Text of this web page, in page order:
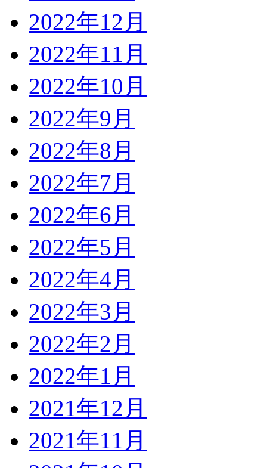
2022年12月
2022年11月
2022年10月
2022年9月
2022年8月
2022年7月
2022年6月
2022年5月
2022年4月
2022年3月
2022年2月
2022年1月
2021年12月
2021年11月